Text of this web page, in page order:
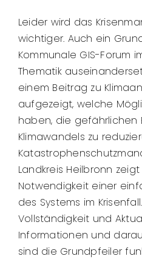
Leider wird das
wichtiger. Auch ein
Kommunale GIS-Forum
Thematik
einem Beitrag zu
aufgezeigt, welche
haben, die gefährlichen
Klimawandels zu
Landkreis Heilbronn
Notwendigkeit einer
des Systems im
Vollständigkeit und
Informationen und
sind die Grundpfeiler